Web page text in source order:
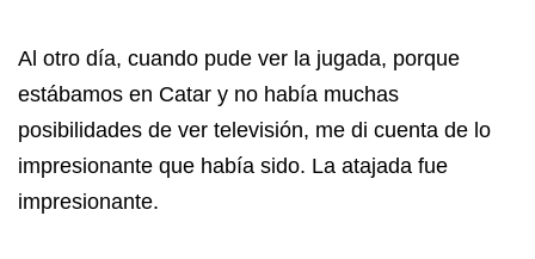
Al otro día, cuando pude ver la jugada, porque
estábamos en Catar y no había muchas
posibilidades de ver televisión, me di cuenta de lo
impresionante que había sido. La atajada fue
impresionante.